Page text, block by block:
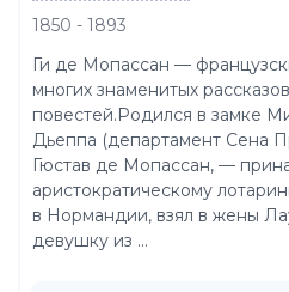
1850 - 1893
Ги де Мопассан —
многих знаменитых
повестей.Родился в замке
Дьеппа (департамент Сена
Гюстав де Мопассан, —
аристократическому
в Нормандии, взял в жены
девушку из ...